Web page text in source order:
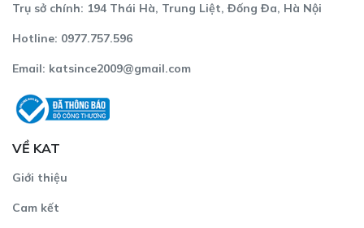
Túi mini da thật bền bỉ với thời gian và không bao giờ lỗi
mốt
Từ vẻ ngoài nhỏ gọn, thanh lịch, đến khả năng kết hợp với
mọi phong cách, túi mini màu nâu Jen mini da thật chính là
trong từng chi tiết. Với Jen mini, bạn không chỉ sở hữu một
Trụ sở chính: 194 Thái Hà, Trung Liệt, Đống Đa, Hà Nội
Hotline: 0977.757.596
Email: katsince2009@gmail.com
VỀ KAT
Giới thiệu
Cam kết